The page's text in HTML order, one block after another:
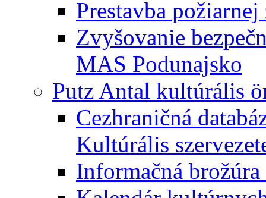
Prestavba
Zvyšovanie
MAS Podunajsko
Putz Antal kultúrális
Cezhraničná
Kultúrális
Informačná